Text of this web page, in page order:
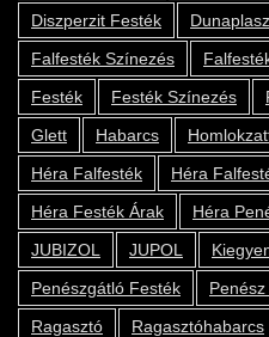
Diszperzit Festék
Falfesték Színezés
Festék
Festék Színezés
Glett
Habarcs
Héra Falfesték
Héra
Héra Festék Árak
Héra
JUBIZOL
JUPOL
Penészgátló Festék
Ragasztó
Ragasztóhabarcs